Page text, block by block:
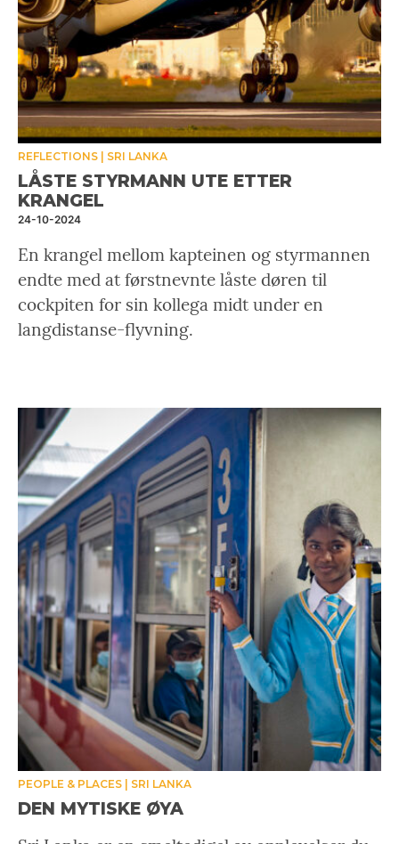
REFLECTIONS SRI LANKA
LÅSTE STYRMANN UTE ETTER
KRANGEL
24-10-2024
En krangel mellom kapteinen og styrmannen
endte med at førstnevnte låste døren til
cockpiten for sin kollega midt under en
langdistanse-flyvning.
PEOPLE & PLACES SRI LANKA
DEN MYTISKE ØYA